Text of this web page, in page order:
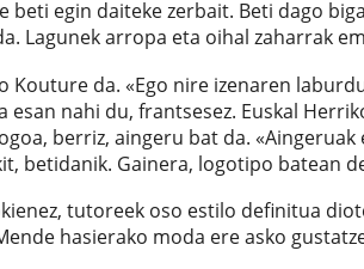
beti egin daiteke zerbait. Beti dago
Lagunek arropa eta oihal zaharrak
Kouture da. «Ego nire izenaren
esan nahi du, frantsesez. Euskal
berriz, aingeru bat da. «Aingeruak
betidanik. Gainera, logotipo batean
tutoreek oso estilo definitua
hasierako moda ere asko